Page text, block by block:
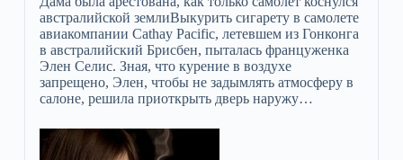
австралийской землиВыкурить сигарету в самолете
авиакомпании Cathay Pacific, летевшем из Гонконга
в австралийский Брисбен, пыталась француженка
Элен Селис. Зная, что курение в воздухе
запрещено, Элен, чтобы не задымлять атмосферу в
салоне, решила приоткрыть дверь наружу…